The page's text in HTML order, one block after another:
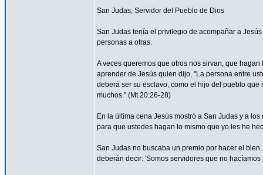
San Judas, Servidor del Pueblo de Dios
San Judas tenía el privilegio de acompañar a
personas a otras.
A veces queremos que otros nos sirvan, que
aprender de Jesús quien dijo, "La persona entre
deberá ser su esclavo, como el hijo del pueblo
muchos." (Mt 20:26-28)
En la última cena Jesús mostró a San Judas y a
para que ustedes hagan lo mismo que yo les he
San Judas no buscaba un premio por hacer el
deberán decir: 'Somos servidores que no